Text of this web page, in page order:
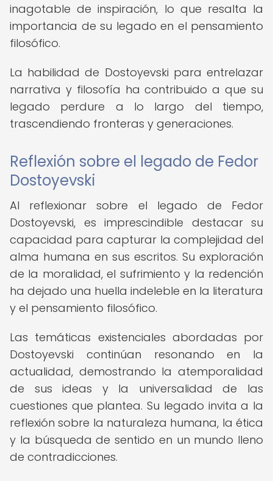
inagotable de inspiración, lo que resalta la
importancia de su legado en el pensamiento
filosófico.
La habilidad de Dostoyevski para entrelazar
narrativa y filosofía ha contribuido a que su
legado perdure a lo largo del tiempo,
trascendiendo fronteras y generaciones.
Reflexión sobre el legado de Fedor
Dostoyevski
Al reflexionar sobre el legado de Fedor
Dostoyevski, es imprescindible destacar su
capacidad para capturar la complejidad del
alma humana en sus escritos. Su exploración
de la moralidad, el sufrimiento y la redención
ha dejado una huella indeleble en la literatura
y el pensamiento filosófico.
Las temáticas existenciales abordadas por
Dostoyevski continúan resonando en la
actualidad, demostrando la atemporalidad
de sus ideas y la universalidad de las
cuestiones que plantea. Su legado invita a la
reflexión sobre la naturaleza humana, la ética
y la búsqueda de sentido en un mundo lleno
de contradicciones.